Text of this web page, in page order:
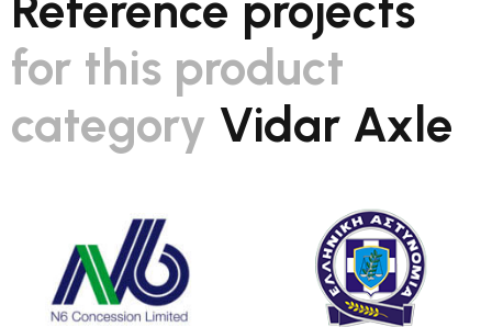
for this product
category Vidar Axle